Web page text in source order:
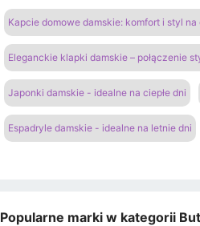
Kapcie domowe damskie: komfort i styl na
Eleganckie klapki damskie – połączenie
Japonki damskie - idealne na ciepłe dni
Espadryle damskie - idealne na letnie dni
Popularne marki w kategorii